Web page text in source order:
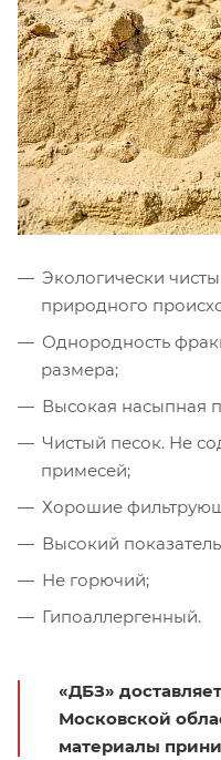
Экологически
природного
Однородность
размера;
Высокая насыпная
Чистый песок. Не
примесей;
Хорошие
Высокий
Не горючий;
Гипоаллергенный.
«ДБЗ»
Московской
материалы